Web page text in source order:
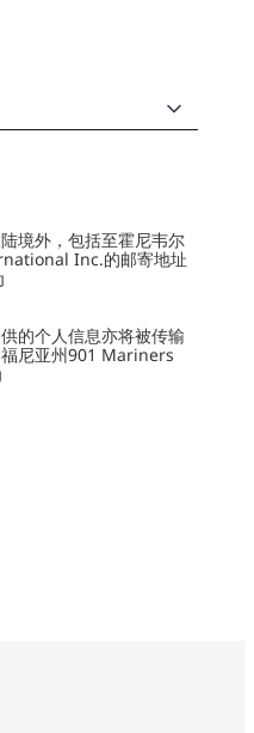
境外，包括至霍尼韦尔
Inc.的邮寄地址
的个人信息亦将被传输
尼亚州901 Mariners